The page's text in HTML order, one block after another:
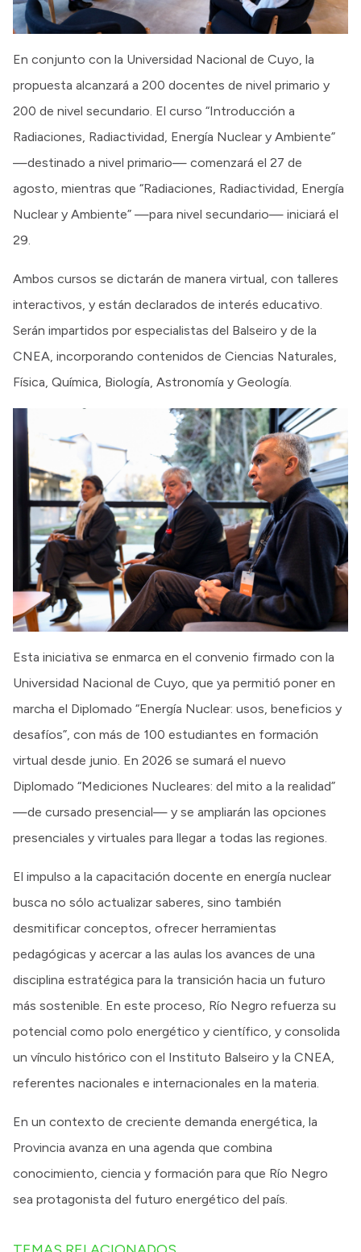
En conjunto con la Universidad Nacional de Cuyo, la
propuesta alcanzará a 200 docentes de nivel primario y
200 de nivel secundario. El curso “Introducción a
Radiaciones, Radiactividad, Energía Nuclear y Ambiente”
—destinado a nivel primario— comenzará el 27 de
agosto, mientras que “Radiaciones, Radiactividad, Energía
Nuclear y Ambiente” —para nivel secundario— iniciará el
29.
Ambos cursos se dictarán de manera virtual, con talleres
interactivos, y están declarados de interés educativo.
Serán impartidos por especialistas del Balseiro y de la
CNEA, incorporando contenidos de Ciencias Naturales,
Física, Química, Biología, Astronomía y Geología.
Esta iniciativa se enmarca en el convenio firmado con la
Universidad Nacional de Cuyo, que ya permitió poner en
marcha el Diplomado “Energía Nuclear: usos, beneficios y
desafíos”, con más de 100 estudiantes en formación
virtual desde junio. En 2026 se sumará el nuevo
Diplomado “Mediciones Nucleares: del mito a la realidad”
—de cursado presencial— y se ampliarán las opciones
presenciales y virtuales para llegar a todas las regiones.
El impulso a la capacitación docente en energía nuclear
busca no sólo actualizar saberes, sino también
desmitificar conceptos, ofrecer herramientas
pedagógicas y acercar a las aulas los avances de una
disciplina estratégica para la transición hacia un futuro
más sostenible. En este proceso, Río Negro refuerza su
potencial como polo energético y científico, y consolida
un vínculo histórico con el Instituto Balseiro y la CNEA,
referentes nacionales e internacionales en la materia.
En un contexto de creciente demanda energética, la
Provincia avanza en una agenda que combina
conocimiento, ciencia y formación para que Río Negro
sea protagonista del futuro energético del país.